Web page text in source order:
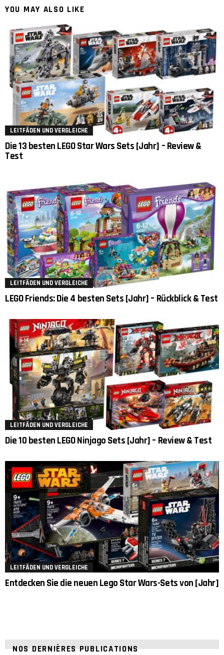
YOU MAY ALSO LIKE
LEITFÄDEN UND VERGLEICHE
Die 13 besten LEGO Star Wars Sets [Jahr] – Review &
Test
LEITFÄDEN UND VERGLEICHE
LEGO Friends: Die 4 besten Sets [Jahr] – Rückblick & Test
LEITFÄDEN UND VERGLEICHE
Die 10 besten LEGO Ninjago Sets [Jahr] – Review & Test
LEITFÄDEN UND VERGLEICHE
Entdecken Sie die neuen Lego Star Wars-Sets von [Jahr]
NOS DERNIÈRES PUBLICATIONS